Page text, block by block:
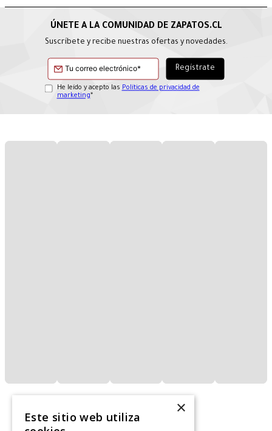
Suscríbete y recibe nuestras ofertas y novedades.
He leído y acepto las Políticas de privacidad de
marketing*
×
Este sitio web utiliza